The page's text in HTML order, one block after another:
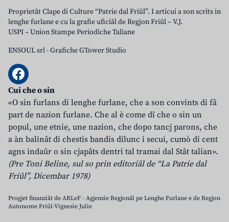
Proprietât Clape di Culture “Patrie dal Friûl”. I articui a son scrits in
lenghe furlane e cu la grafie uficiâl de Regjon Friûl – V.J.
USPI – Union Stampe Periodiche Taliane
ENSOUL srl-Grafiche GTower Studio
Cui che o sin
«O sin furlans di lenghe furlane, che a son convints di fâ
part de nazion furlane. Che al è come dî che o sin un
popul, une etnie, une nazion, che dopo tancj parons, che
a àn balinât di chestis bandis dilunc i secui, cumò di cent
agns indaûr o sin cjapâts dentri tal tramai dal Stât talian».
(Pre Toni Beline, sul so prin editoriâl de “La Patrie dal
Friûl”, Dicembar 1978)
Progjet finanziât de ARLeF - Agjenzie Regjonâl pe Lenghe Furlane e de Regjon
Autonome Friûl-Vignesie Julie